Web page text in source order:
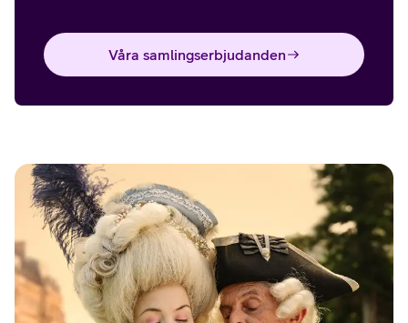
Våra samlingserbjudanden